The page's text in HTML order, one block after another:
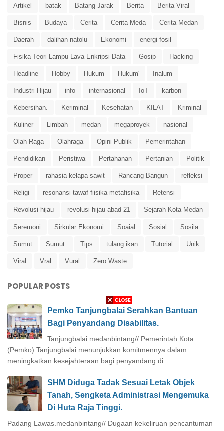
Artikel batak Batang Jarak Berita Berita Viral
Bisnis Budaya Cerita Cerita Meda Cerita Medan
Daerah dalihan natolu Ekonomi energi fosil
Fisika Teori Lampu Lava Enkripsi Data Gosip Hacking
Headline Hobby Hukum Hukum' Inalum
Industri Hijau info internasional IoT karbon
Kebersihan. Keriminal Kesehatan KILAT Kriminal
Kuliner Limbah medan megaproyek nasional
Olah Raga Olahraga Opini Publik Pemerintahan
Pendidikan Peristiwa Pertahanan Pertanian Politik
Proper rahasia kelapa sawit Rancang Bangun refleksi
Religi resonansi tawaf fiisika metafisika Retensi
Revolusi hijau revolusi hijau abad 21 Sejarah Kota Medan
Seremoni Sirkular Ekonomi Soaial Sosial Sosila
Sumut Sumut. Tips tulang ikan Tutorial Unik
Viral Vral Vural Zero Waste
POPULAR POSTS
Pemko Tanjungbalai Serahkan Bantuan
Bagi Penyandang Disabilitas.
Tanjungbalai.medanbintang// Pemerintah Kota
(Pemko) Tanjungbalai menunjukkan komitmennya dalam
meningkatkan kesejahteraan bagi penyandang di...
SHM Diduga Tadak Sesuai Letak Objek
Tanah, Sengketa Administrasi Mengemuka
Di Huta Raja Tinggi.
Padang Lawas.medanbintang// Dugaan kekeliruan pencantuman